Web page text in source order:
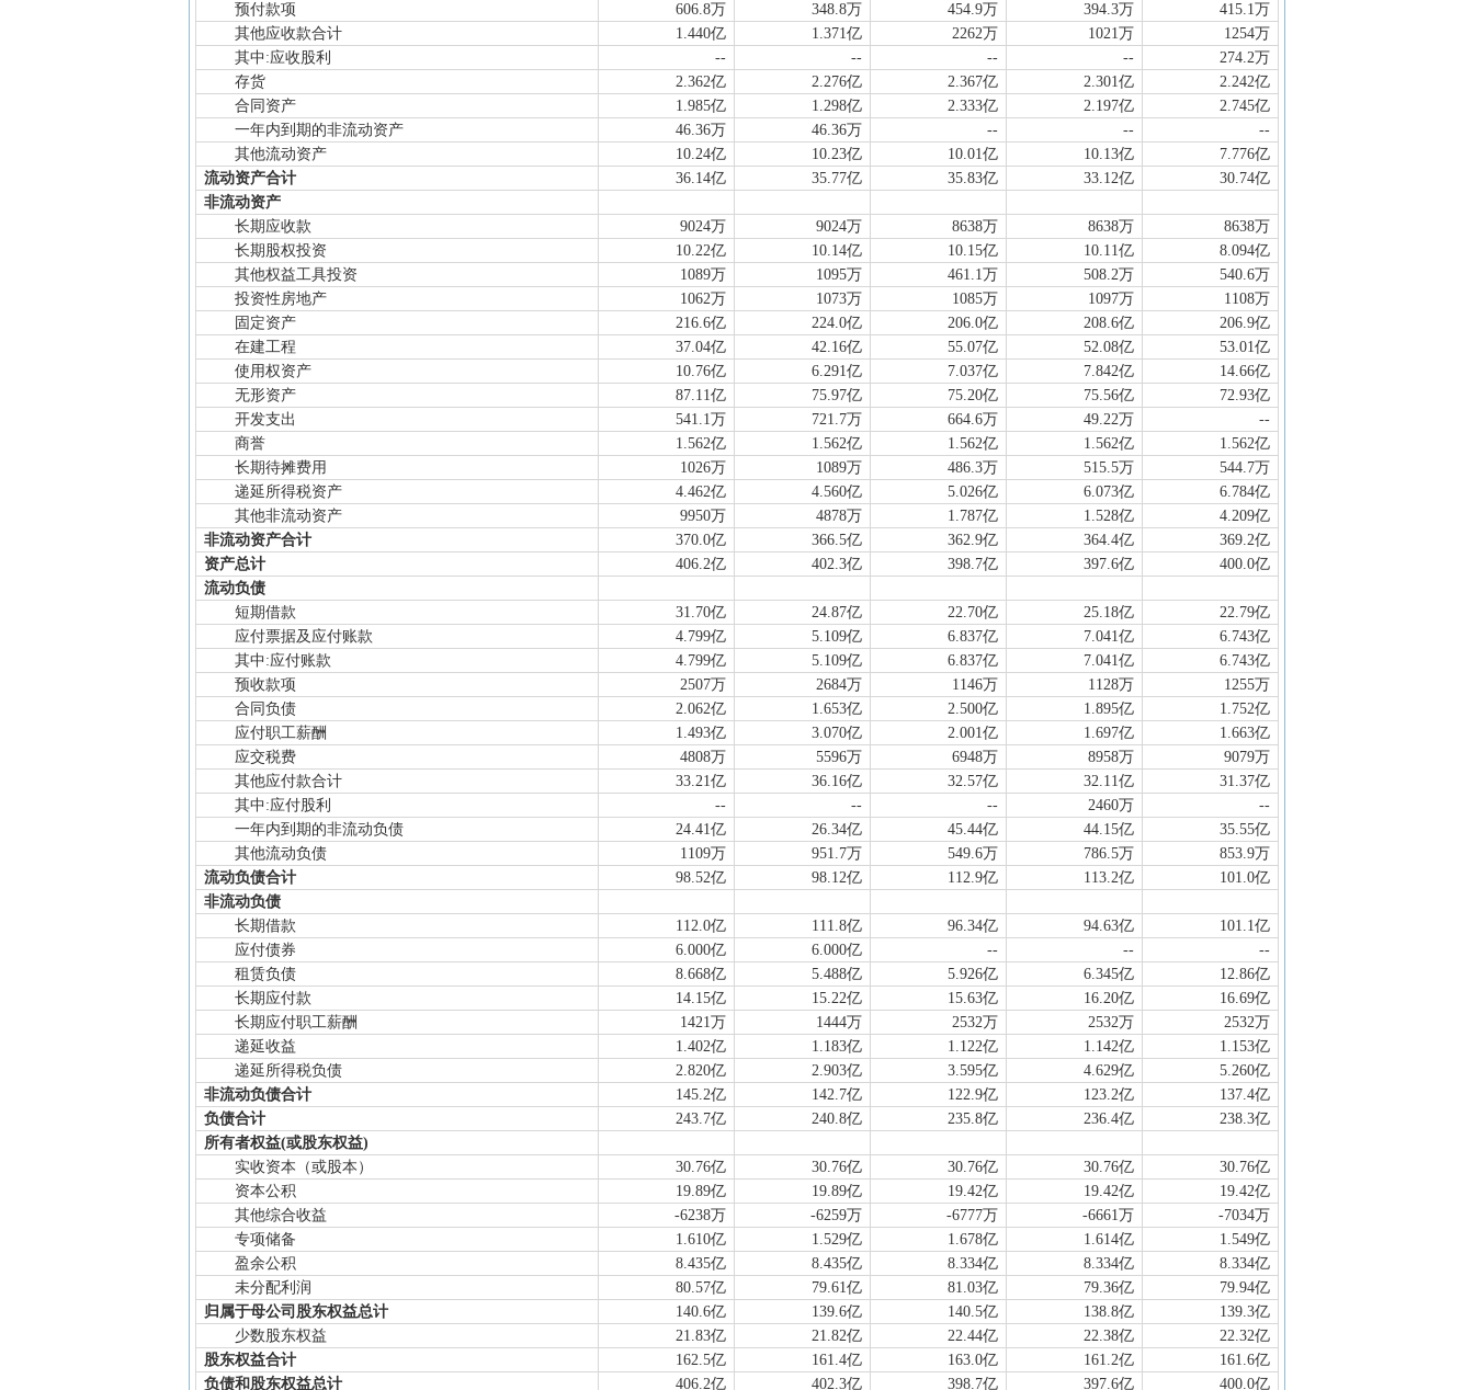
预付款项
606.8万 348.8万 454.9万 394.3万
415.1万
其他应收款合计
1.440亿 1.371亿 2262万 1021万
1254万
其中:应收股利
-- -- -- --
274.2万
存货
2.362亿 2.276亿 2.367亿 2.301亿
2.242亿
合同资产
1.985亿 1.298亿 2.333亿 2.197亿
2.745亿
一年内到期的非流动资产
46.36万 46.36万 -- --
--
其他流动资产
10.24亿 10.23亿 10.01亿 10.13亿
7.776亿
流动资产合计
36.14亿 35.77亿 35.83亿 33.12亿
30.74亿
非流动资产
长期应收款
9024万 9024万 8638万 8638万
8638万
长期股权投资
10.22亿 10.14亿 10.15亿 10.11亿
8.094亿
其他权益工具投资
1089万 1095万 461.1万 508.2万
540.6万
投资性房地产
1062万 1073万 1085万 1097万
1108万
固定资产
216.6亿 224.0亿 206.0亿 208.6亿
206.9亿
在建工程
37.04亿 42.16亿 55.07亿 52.08亿
53.01亿
使用权资产
10.76亿 6.291亿 7.037亿 7.842亿
14.66亿
无形资产
87.11亿 75.97亿 75.20亿 75.56亿
72.93亿
开发支出
541.1万 721.7万 664.6万 49.22万
--
商誉
1.562亿 1.562亿 1.562亿 1.562亿
1.562亿
长期待摊费用
1026万 1089万 486.3万 515.5万
544.7万
递延所得税资产
4.462亿 4.560亿 5.026亿 6.073亿
6.784亿
其他非流动资产
9950万 4878万 1.787亿 1.528亿
4.209亿
非流动资产合计
370.0亿 366.5亿 362.9亿 364.4亿
369.2亿
资产总计
406.2亿 402.3亿 398.7亿 397.6亿
400.0亿
流动负债
短期借款
31.70亿 24.87亿 22.70亿 25.18亿
22.79亿
应付票据及应付账款
4.799亿 5.109亿 6.837亿 7.041亿
6.743亿
其中:应付账款
4.799亿 5.109亿 6.837亿 7.041亿
6.743亿
预收款项
2507万 2684万 1146万 1128万
1255万
合同负债
2.062亿 1.653亿 2.500亿 1.895亿
1.752亿
应付职工薪酬
1.493亿 3.070亿 2.001亿 1.697亿
1.663亿
应交税费
4808万 5596万 6948万 8958万
9079万
其他应付款合计
33.21亿 36.16亿 32.57亿 32.11亿
31.37亿
其中:应付股利
-- -- -- 2460万
--
一年内到期的非流动负债
24.41亿 26.34亿 45.44亿 44.15亿
35.55亿
其他流动负债
1109万 951.7万 549.6万 786.5万
853.9万
流动负债合计
98.52亿 98.12亿 112.9亿 113.2亿
101.0亿
非流动负债
长期借款
112.0亿 111.8亿 96.34亿 94.63亿
101.1亿
应付债券
6.000亿 6.000亿 -- --
--
租赁负债
8.668亿 5.488亿 5.926亿 6.345亿
12.86亿
长期应付款
14.15亿 15.22亿 15.63亿 16.20亿
16.69亿
长期应付职工薪酬
1421万 1444万 2532万 2532万
2532万
递延收益
1.402亿 1.183亿 1.122亿 1.142亿
1.153亿
递延所得税负债
2.820亿 2.903亿 3.595亿 4.629亿
5.260亿
非流动负债合计
145.2亿 142.7亿 122.9亿 123.2亿
137.4亿
负债合计
243.7亿 240.8亿 235.8亿 236.4亿
238.3亿
所有者权益(或股东权益)
实收资本（或股本）
30.76亿 30.76亿 30.76亿 30.76亿
30.76亿
资本公积
19.89亿 19.89亿 19.42亿 19.42亿
19.42亿
其他综合收益
-6238万 -6259万 -6777万 -6661万
-7034万
专项储备
1.610亿 1.529亿 1.678亿 1.614亿
1.549亿
盈余公积
8.435亿 8.435亿 8.334亿 8.334亿
8.334亿
未分配利润
80.57亿 79.61亿 81.03亿 79.36亿
79.94亿
归属于母公司股东权益总计
140.6亿 139.6亿 140.5亿 138.8亿
139.3亿
少数股东权益
21.83亿 21.82亿 22.44亿 22.38亿
22.32亿
股东权益合计
162.5亿 161.4亿 163.0亿 161.2亿
161.6亿
负债和股东权益总计
406.2亿 402.3亿 398.7亿 397.6亿 400.0亿